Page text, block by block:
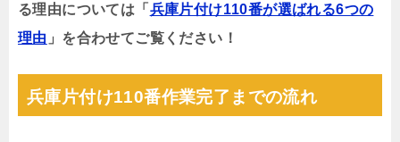
る理由については「 兵庫片付け110番が選ばれる6つの
理由 」を合わせてご覧ください！
兵庫片付け110番作業完了までの流れ